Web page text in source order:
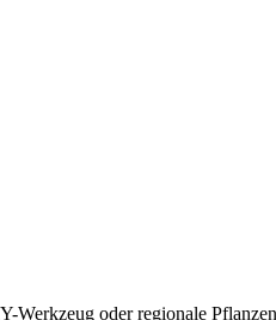
oder regionale